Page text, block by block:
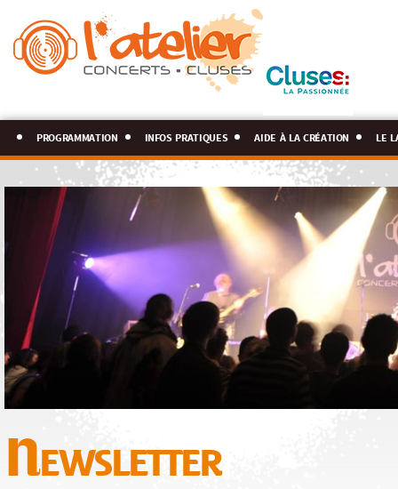
programmation infos pratiques aide à la création le
Newsletter